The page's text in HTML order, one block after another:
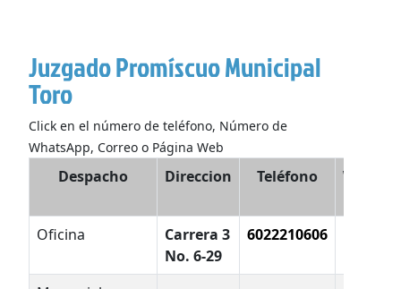
Juzgado Promíscuo Municipal
Toro
Click en el número de teléfono, Número de
WhatsApp, Correo o Página Web
Despacho Direccion Teléfono
Oficina
Carrera 3
No. 6-29
6022210606